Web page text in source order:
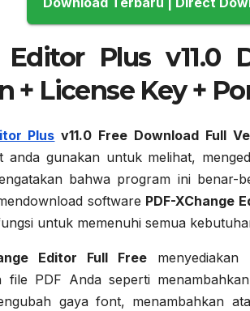
Editor Plus v11.0
+ License Key +
Plus v11.0 Free Download Full
gunakan untuk melihat,
bahwa program ini
software PDF-XChange
untuk memenuhi semua
Editor Full Freemenyediakan
file PDF Anda seperti
gaya font, menambahkan